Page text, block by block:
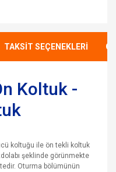
TAKSİT SEÇENEKLERİ
Koltuk -
koltuğu ile ön tekli koltuk
şeklinde görünmekte
Oturma bölümünün